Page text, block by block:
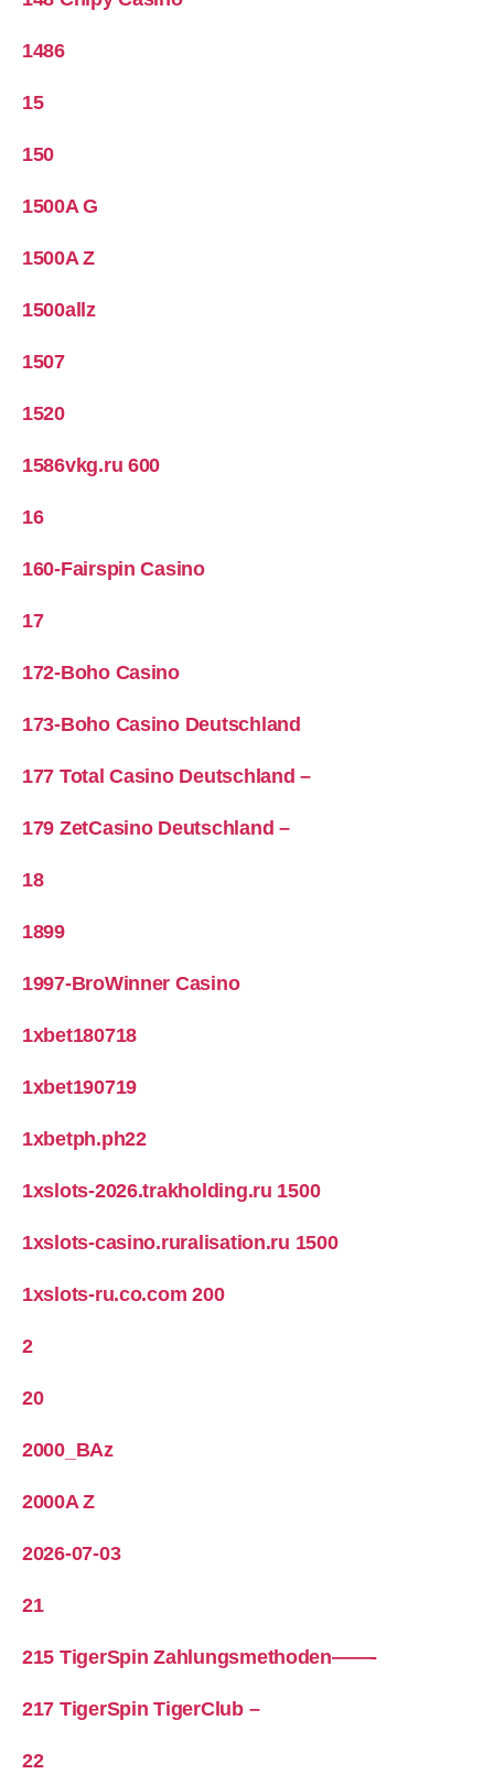
1486
15
150
1500A G
1500A Z
1500allz
1507
1520
1586vkg.ru 600
16
160-Fairspin Casino
17
172-Boho Casino
173-Boho Casino Deutschland
177 Total Casino Deutschland –
179 ZetCasino Deutschland –
18
1899
1997-BroWinner Casino
1xbet180718
1xbet190719
1xbetph.ph22
1xslots-2026.trakholding.ru 1500
1xslots-casino.ruralisation.ru 1500
1xslots-ru.co.com 200
2
20
2000_BAz
2000A Z
2026-07-03
21
215 TigerSpin Zahlungsmethoden——-
217 TigerSpin TigerClub –
22